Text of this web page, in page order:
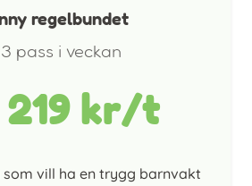
regelbundet
pass i veckan
219 kr/t
vill ha en trygg barnvakt